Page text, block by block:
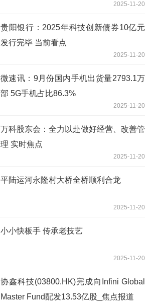
2025-11-20
贵阳银行：2025年科技创新债券10亿元
发行完毕 当前看点
2025-11-20
微速讯：9月份国内手机出货量2793.1万
部 5G手机占比86.3%
2025-11-20
万科股东会：全力以赴做好经营、改善管
理 实时焦点
2025-11-20
平陆运河永隆村大桥全桥顺利合龙
2025-11-20
小小快板手 传承老技艺
2025-11-20
协鑫科技(03800.HK)完成向Infini Global
Master Fund配发13.53亿股_焦点报道